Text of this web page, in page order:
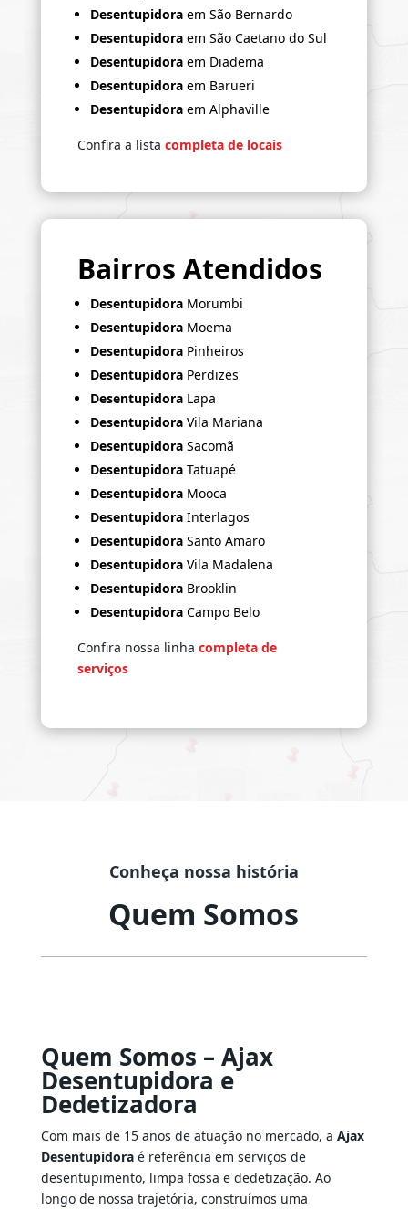
Desentupidoraem São Bernardo
Desentupidoraem São Caetano do Sul
Desentupidoraem Diadema
Desentupidoraem Barueri
Desentupidoraem Alphaville
Confira a lista completa de locais
Bairros Atendidos
DesentupidoraMorumbi
DesentupidoraMoema
DesentupidoraPinheiros
DesentupidoraPerdizes
DesentupidoraLapa
DesentupidoraVila Mariana
DesentupidoraSacomã
DesentupidoraTatuapé
DesentupidoraMooca
DesentupidoraInterlagos
DesentupidoraSanto Amaro
DesentupidoraVila Madalena
DesentupidoraBrooklin
DesentupidoraCampo Belo
Confira nossa linha completa de
serviços
Quem Somos
Conheça nossa história
Quem Somos – Ajax
Desentupidora e
Dedetizadora
Com mais de 15 anos de atuação no mercado, a Ajax
Desentupidoraé referência em serviços de
desentupimento, limpa fossa e dedetização. Ao
longo de nossa trajetória, construímos uma